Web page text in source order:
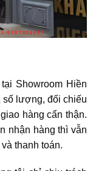
Showroom Hiền
số lượng, đối chiếu
hàng cẩn thận.
nhận hàng thì vẫn
thanh toán.